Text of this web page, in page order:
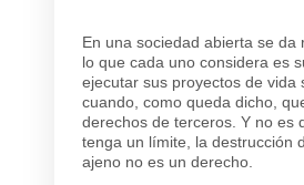
En una sociedad abierta se da
lo que cada uno considera es
ejecutar sus proyectos de vida
cuando, como queda dicho,
derechos de terceros. Y no es
tenga un límite, la destrucción
ajeno no es un derecho.